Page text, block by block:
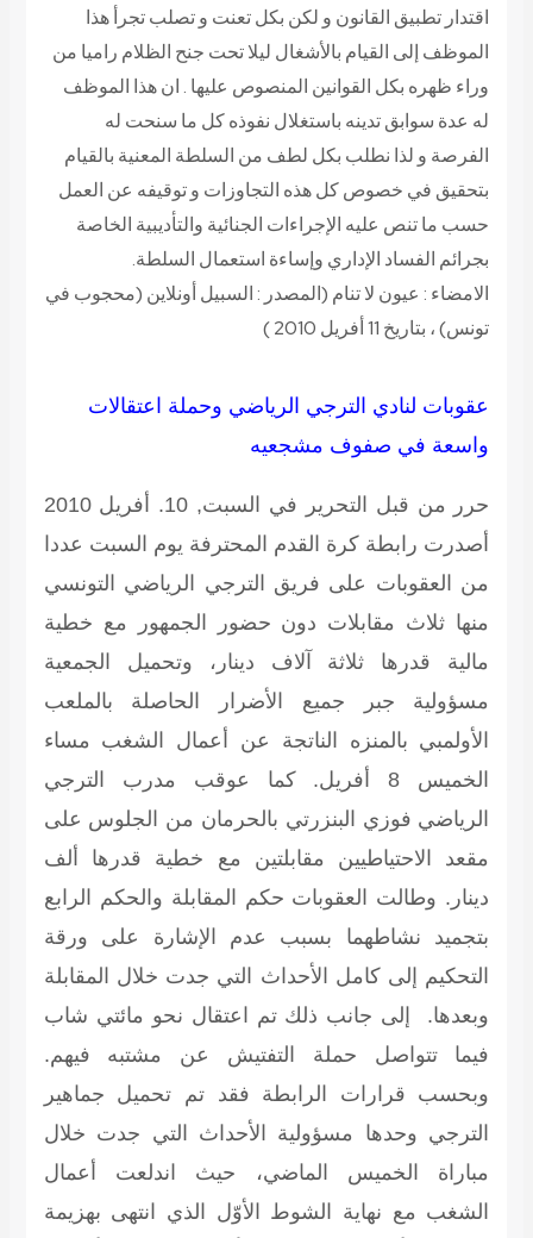
اقتدار تطبيق القانون و لكن بكل تعنت و تصلب تجرأ هذا
الموظف إلى القيام بالأشغال ليلا تحت جنح الظلام راميا من
وراء ظهره بكل القوانين المنصوص عليها . ان هذا الموظف
له عدة سوابق تدينه باستغلال نفوذه كل ما سنحت له
الفرصة و لذا نطلب بكل لطف من السلطة المعنية بالقيام
بتحقيق في خصوص كل هذه التجاوزات و توقيفه عن العمل
حسب ما تنص عليه الإجراءات الجنائية والتأديبية الخاصة
بجرائم الفساد الإداري وإساءة استعمال السلطة.
الامضاء : عيون لا تنام (المصدر : السبيل أونلاين (محجوب في
تونس) ، بتاريخ 11 أفريل 2010 )
عقوبات لنادي الترجي الرياضي وحملة اعتقالات
واسعة في صفوف مشجعيه
حرر من قبل التحرير في السبت, 10. أفريل 2010
أصدرت رابطة كرة القدم المحترفة يوم السبت عددا
من العقوبات على فريق الترجي الرياضي التونسي
منها ثلاث مقابلات دون حضور الجمهور مع خطية
مالية قدرها ثلاثة آلاف دينار، وتحميل الجمعية
مسؤولية جبر جميع الأضرار الحاصلة بالملعب
الأولمبي بالمنزه الناتجة عن أعمال الشغب مساء
الخميس 8 أفريل. كما عوقب مدرب الترجي
الرياضي فوزي البنزرتي بالحرمان من الجلوس على
مقعد الاحتياطيين مقابلتين مع خطية قدرها ألف
دينار. وطالت العقوبات حكم المقابلة والحكم الرابع
بتجميد نشاطهما بسبب عدم الإشارة على ورقة
التحكيم إلى كامل الأحداث التي جدت خلال المقابلة
وبعدها. إلى جانب ذلك تم اعتقال نحو مائتي شاب
فيما تتواصل حملة التفتيش عن مشتبه فيهم.
وبحسب قرارات الرابطة فقد تم تحميل جماهير
الترجي وحدها مسؤولية الأحداث التي جدت خلال
مباراة الخميس الماضي، حيث اندلعت أعمال
الشغب مع نهاية الشوط الأوّل الذي انتهى بهزيمة